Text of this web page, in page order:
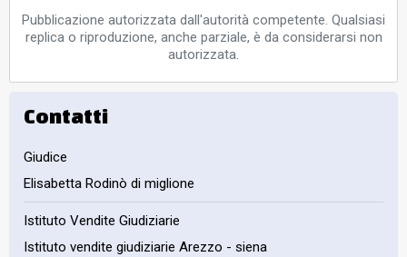
Pubblicazione autorizzata dall'autorità competente. Qualsiasi
replica o riproduzione, anche parziale, è da considerarsi non
autorizzata.
Contatti
Giudice
Elisabetta Rodinò di miglione
Istituto Vendite Giudiziarie
Istituto vendite giudiziarie Arezzo - siena